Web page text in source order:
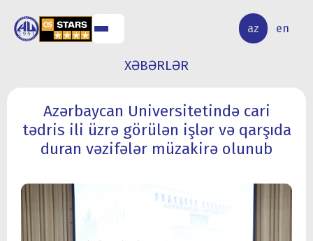
az en
ELMİ
TƏDQİQAT
XƏBƏRLƏR
Azərbaycan Universitetində cari
tədris ili üzrə görülən işlər və qarşıda
duran vəzifələr müzakirə olunub